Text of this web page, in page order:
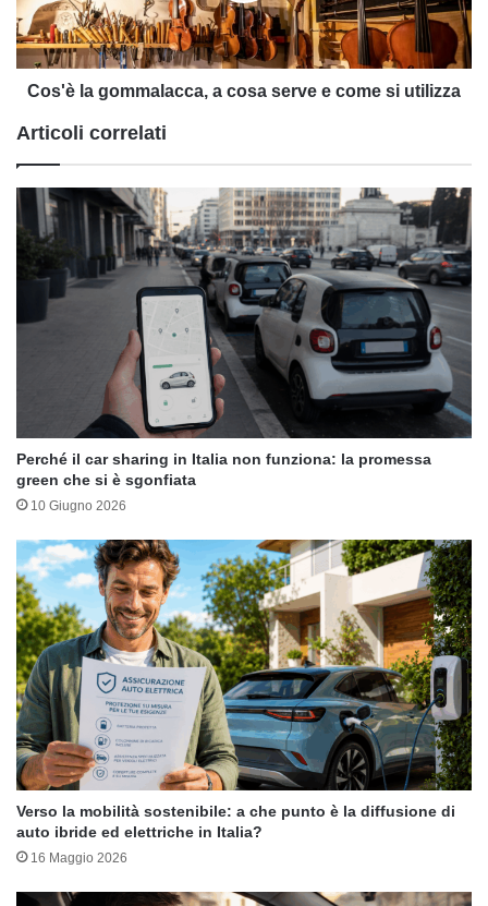
e
come
si
utilizza
Cos'è la gommalacca, a cosa serve e come si utilizza
Articoli correlati
Perché il car sharing in Italia non funziona: la promessa
green che si è sgonfiata
10 Giugno 2026
Verso la mobilità sostenibile: a che punto è la diffusione di
auto ibride ed elettriche in Italia?
16 Maggio 2026